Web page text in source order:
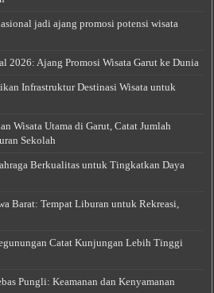
jadi ajang promosi potensi wisata
2026: Ajang Promosi Wisata Garut ke Dunia
Infrastruktur Destinasi Wisata untuk
Wisata Utama di Garut, Catat Jumlah
Sekolah
Berkualitas untuk Tingkatkan Daya
Barat: Tempat Liburan untuk Rekreasi,
Catat Kunjungan Lebih Tinggi
Pungli: Keamanan dan Kenyamanan